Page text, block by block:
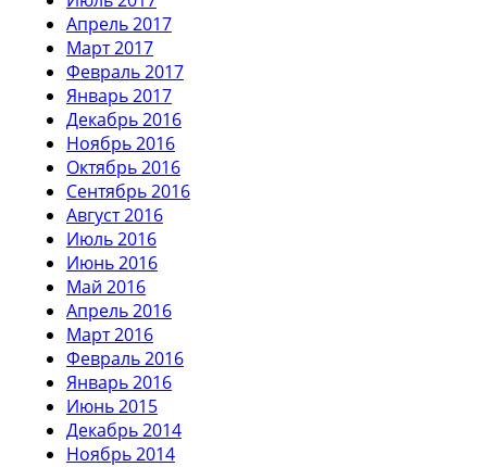
Апрель 2017
Март 2017
Февраль 2017
Январь 2017
Декабрь 2016
Ноябрь 2016
Октябрь 2016
Сентябрь 2016
Август 2016
Июль 2016
Июнь 2016
Май 2016
Апрель 2016
Март 2016
Февраль 2016
Январь 2016
Июнь 2015
Декабрь 2014
Ноябрь 2014